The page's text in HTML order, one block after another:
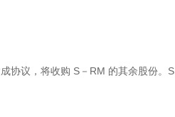
协议，将收购 S－RM 的其余股份。S